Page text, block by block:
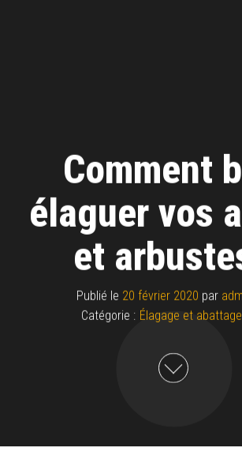
Comment
élaguer vos
et
Publié le 20 février 2020 par
Catégorie : Élagage et